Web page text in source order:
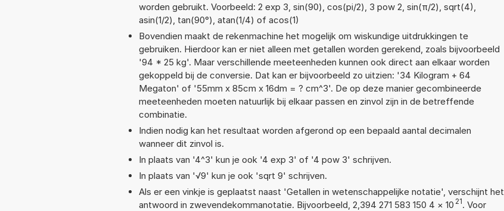
worden gebruikt. Voorbeeld: 2 exp 3, sin(90), cos(pi/2), 3 pow 2, sin(π/2), sqrt(4),
asin(1/2), tan(90°), atan(1/4) of acos(1)
Bovendien maakt de rekenmachine het mogelijk om wiskundige uitdrukkingen te
gebruiken. Hierdoor kan er niet alleen met getallen worden gerekend, zoals bijvoorbeeld
'94 * 25 kg'. Maar verschillende meeteenheden kunnen ook direct aan elkaar worden
gekoppeld bij de conversie. Dat kan er bijvoorbeeld zo uitzien: '34 Kilogram + 64
Megaton' of '55mm x 85cm x 16dm = ? cm^3'. De op deze manier gecombineerde
meeteenheden moeten natuurlijk bij elkaar passen en zinvol zijn in de betreffende
combinatie.
Indien nodig kan het resultaat worden afgerond op een bepaald aantal decimalen
wanneer dit zinvol is.
In plaats van '4^3' kun je ook '4 exp 3' of '4 pow 3' schrijven.
In plaats van '√9' kun je ook 'sqrt 9' schrijven.
Als er een vinkje is geplaatst naast 'Getallen in wetenschappelijke notatie', verschijnt het
antwoord in zwevendekommanotatie. Bijvoorbeeld, 2,394 271 583 150 4 × 10 21. Voor